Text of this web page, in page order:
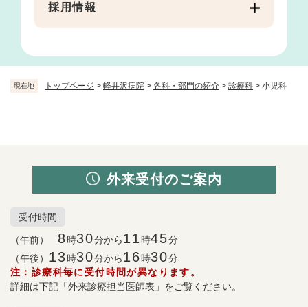
現在地 トップページ > 軽井沢病院 > 各科・部門の紹介 > 診療科 > 小児科
採用情報
外来受付のご案内
受付時間
（午前） 8時30分から11時45分
（午後） 13時30分から16時30分
注：診療科毎に受付時間が異なります。
詳細は下記「外来診療担当医師表」をご覧ください。